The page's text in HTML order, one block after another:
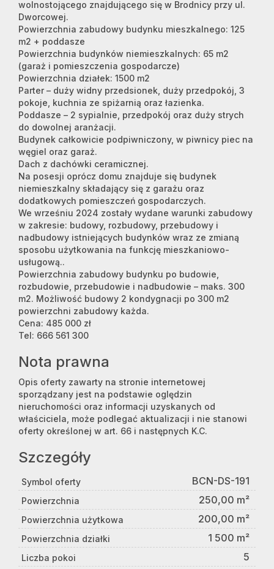
wolnostojącego znajdującego się w Brodnicy przy ul.
Dworcowej.
Powierzchnia zabudowy budynku mieszkalnego: 125
m2 + poddasze
Powierzchnia budynków niemieszkalnych: 65 m2
(garaż i pomieszczenia gospodarcze)
Powierzchnia działek: 1500 m2
Parter – duży widny przedsionek, duży przedpokój, 3
pokoje, kuchnia ze spiżarnią oraz łazienka.
Poddasze – 2 sypialnie, przedpokój oraz duży strych
do dowolnej aranżacji.
Budynek całkowicie podpiwniczony, w piwnicy piec na
węgiel oraz garaż.
Dach z dachówki ceramicznej.
Na posesji oprócz domu znajduje się budynek
niemieszkalny składający się z garażu oraz
dodatkowych pomieszczeń gospodarczych.
We wrześniu 2024 zostały wydane warunki zabudowy
w zakresie: budowy, rozbudowy, przebudowy i
nadbudowy istniejących budynków wraz ze zmianą
sposobu użytkowania na funkcję mieszkaniowo-
usługową..
Powierzchnia zabudowy budynku po budowie,
rozbudowie, przebudowie i nadbudowie – maks. 300
m2. Możliwość budowy 2 kondygnacji po 300 m2
powierzchni zabudowy każda.
Cena: 485 000 zł
Tel: 666 561 300
Nota prawna
Opis oferty zawarty na stronie internetowej
sporządzany jest na podstawie oględzin
nieruchomości oraz informacji uzyskanych od
właściciela, może podlegać aktualizacji i nie stanowi
oferty określonej w art. 66 i następnych K.C.
Szczegóły
Symbol oferty BCN-DS-191
Powierzchnia 250,00 m²
Powierzchnia użytkowa 200,00 m²
Powierzchnia działki 1 500 m²
Liczba pokoi 5